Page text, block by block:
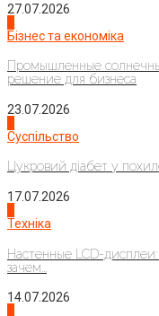
27.07.2026
Бізнес та економіка
Промышленные
решение для бизнеса
23.07.2026
Суспільство
Цукровий діабет у
17.07.2026
Техніка
Настенные LCD-
зачем...
14.07.2026